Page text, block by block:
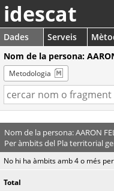
idescat
Dades Serveis
Nom de la persona:
Metodologia
Nom de la persona: AARON
Per àmbits del Pla territorial
No hi ha àmbits amb 4 o més
Total